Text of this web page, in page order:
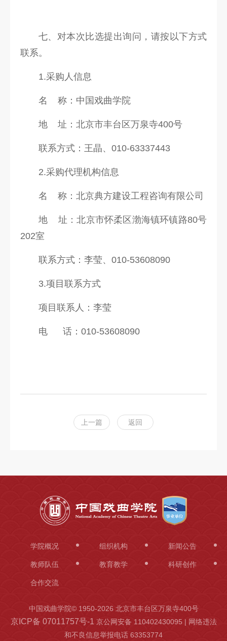
七、对本次比选提出询问，请按以下方式
联系。
1.采购人信息
名 称：中国戏曲学院
地 址：北京市丰台区万泉寺400号
联系方式：王晶、010-63337443
2.采购代理机构信息
名 称：北京典方建设工程咨询有限公司
地 址：北京市怀柔区渤海镇环镇路80号
202室
联系方式：李莹、010-53608090
3.项目联系方式
项目联系人：李莹
电 话：010-53608090
上一篇 返回
学院概况 组织机构 新闻公告
教师队伍 教育教学 科研创作
合作交流
中国戏曲学院© 1950-2026 北京市丰台区万泉寺400号
京ICP备 07011757号-1 京公网安备 110402430095 | 网络违法
和不良信息举报电话 63353774